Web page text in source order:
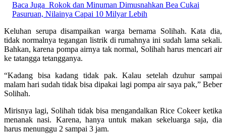
Baca Juga Rokok dan Minuman Dimusnahkan Bea Cukai
Pasuruan, Nilainya Capai 10 Milyar Lebih
Keluhan serupa disampaikan warga bernama Solihah. Kata dia,
tidak normalnya tegangan listrik di rumahnya ini sudah lama sekali.
Bahkan, karena pompa airnya tak normal, Solihah harus mencari air
ke tatangga tetangganya.
“Kadang bisa kadang tidak pak. Kalau setelah dzuhur sampai
malam hari sudah tidak bisa dipakai lagi pompa air saya pak,” Beber
Solihah.
Mirisnya lagi, Solihah tidak bisa mengandalkan Rice Cokeer ketika
menanak nasi. Karena, hanya untuk makan sekeluarga saja, dia
harus menunggu 2 sampai 3 jam.